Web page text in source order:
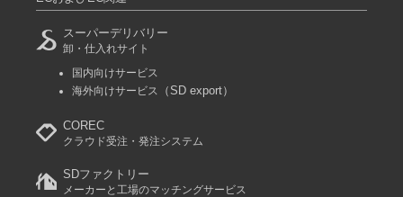
スーパーデリバリー
卸・仕入れサイト
国内向けサービス
海外向けサービス
（SD export）
COREC
クラウド受注・発注システム
SDファクトリー
メーカーと工場のマッチングサービス